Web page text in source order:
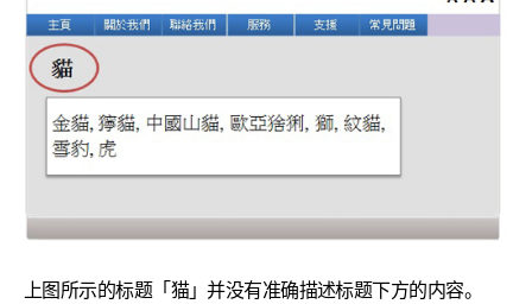
上图所示的标题「猫」并没有准确描述标题下方的内容。